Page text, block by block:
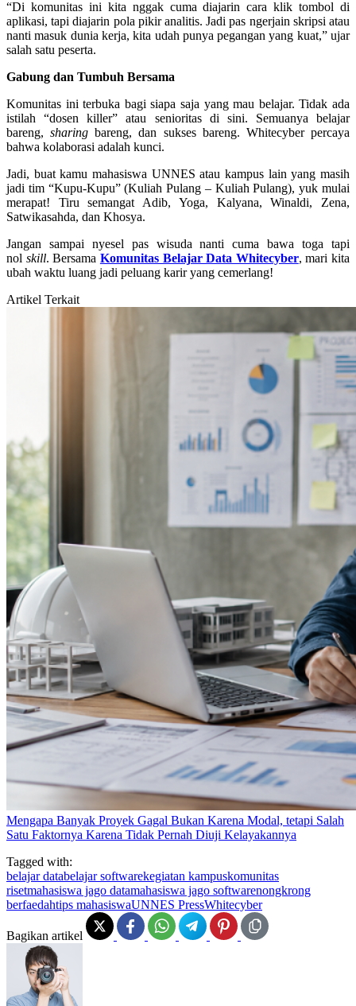
“Di komunitas ini kita nggak cuma diajarin cara klik tombol di
aplikasi, tapi diajarin pola pikir analitis. Jadi pas ngerjain skripsi atau
nanti masuk dunia kerja, kita udah punya pegangan yang kuat,” ujar
salah satu peserta.
Gabung dan Tumbuh Bersama
Komunitas ini terbuka bagi siapa saja yang mau belajar. Tidak ada
istilah “dosen killer” atau senioritas di sini. Semuanya belajar
bareng,sharing bareng, dan sukses bareng. Whitecyber percaya
bahwa kolaborasi adalah kunci.
Jadi, buat kamu mahasiswa UNNES atau kampus lain yang masih
jadi tim “Kupu-Kupu” (Kuliah Pulang – Kuliah Pulang), yuk mulai
merapat! Tiru semangat Adib, Yoga, Kalyana, Winaldi, Zena,
Satwikasahda, dan Khosya.
Jangan sampai nyesel pas wisuda nanti cuma bawa toga tapi
nol skill. Bersama Komunitas Belajar Data Whitecyber, mari kita
ubah waktu luang jadi peluang karir yang cemerlang!
Artikel Terkait
Mengapa Banyak Proyek Gagal Bukan Karena Modal, tetapi Salah
Satu Faktornya Karena Tidak Pernah Diuji Kelayakannya
Tagged with:
belajar databelajar softwarekegiatan kampuskomunitas
risetmahasiswa jago datamahasiswa jago softwarenongkrong
berfaedahtips mahasiswaUNNES PressWhitecyber
Bagikan artikel